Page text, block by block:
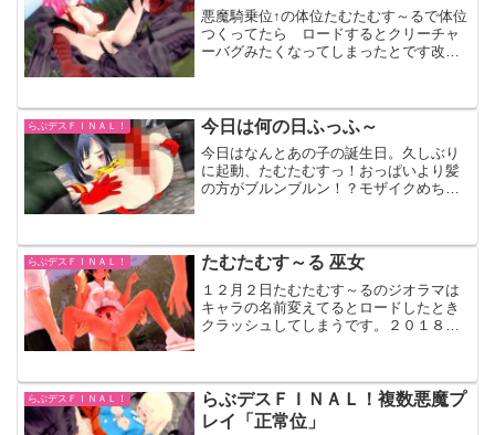
悪魔騎乗位↑の体位たむたむす～るで体位
つくってたら ロードするとクリーチャ
ーバグみたくなってしまったとです改造
した＞＜
らぶデスＦＩＮＡＬ！ 今日は何の日ふっふ～
今日はなんとあの子の誕生日。久しぶり
に起動、たむたむすっ！おっぱいより髪
の方がブルンブルン！？モザイクめちゃ
魔の襲撃！長い腕と尻尾の...
らぶデスＦＩＮＡＬ！ たむたむす～る 巫女
１２月２日たむたむす～るのジオラマは
キャラの名前変えてるとロードしたとき
クラッシュしてしまうです。２０１８年
らぶデスＦＩＮＡＬ！
らぶデスＦＩＮＡＬ！複数悪魔プ
レイ「正常位」